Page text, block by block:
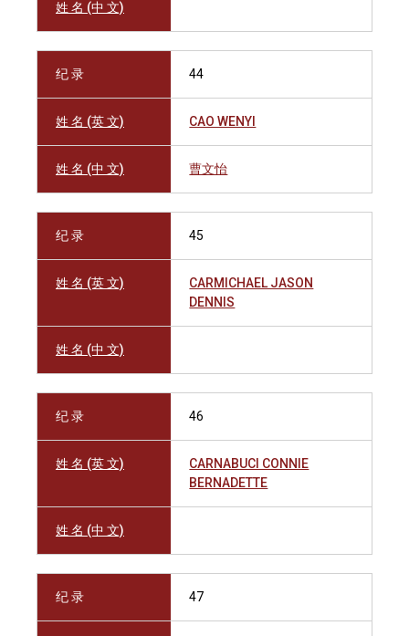
姓 名 (中 文)
纪 录 44
姓 名 (英 文) CAO WENYI
姓 名 (中 文) 曹文怡
纪 录 45
姓 名 (英 文)
CARMICHAEL JASON
DENNIS
姓 名 (中 文)
纪 录 46
姓 名 (英 文)
CARNABUCI CONNIE
BERNADETTE
姓 名 (中 文)
纪 录 47